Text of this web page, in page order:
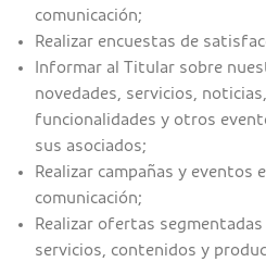
comunicación;
Realizar encuestas de
Informar al Titular sobre
novedades, servicios,
funcionalidades y otros
sus asociados;
Realizar campañas y eventos
comunicación;
Realizar ofertas
servicios, contenidos y